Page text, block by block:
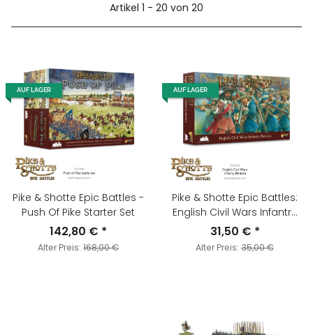
Artikel 1 - 20 von 20
AUF LAGER
Pike & Shotte Epic Battles -
Push Of Pike Starter Set
142,80 € *
Alter Preis: 168,00 €
AUF LAGER
Pike & Shotte Epic Battles:
English Civil Wars Infantry
Battalia
31,50 € *
Alter Preis: 35,00 €